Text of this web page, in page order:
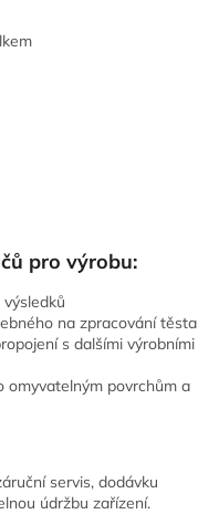
pro výrobu:
na zpracování těsta
s dalšími výrobními
omyvatelným povrchům a
servis, dodávku
údržbu zařízení.